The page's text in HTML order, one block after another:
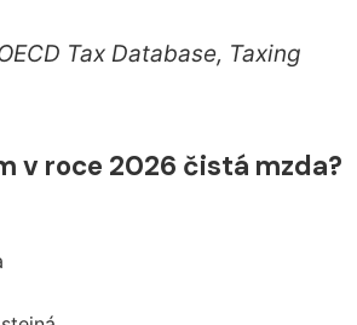
Tax Database, Taxing
v roce 2026 čistá mzda?